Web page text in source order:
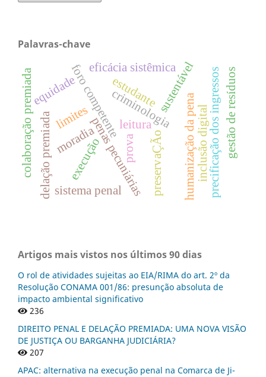
Palavras-chave
penas pecuniáriaspreservaÇÃo
criminologiasustentável
leitura humanização da pena
moradia
execução
foro competente
delação premiada
eficácia sistêmica
sistema penal
equidade
inclusão digital
limites
prova
estudante precificação dos ingressos
colaboração premiada gestão de resíduos
Artigos mais vistos nos últimos 90 dias
O rol de atividades sujeitas ao EIA/RIMA do art. 2º da
Resolução CONAMA 001/86: presunção absoluta de
impacto ambiental significativo
236
DIREITO PENAL E DELAÇÃO PREMIADA: UMA NOVA VISÃO
DE JUSTIÇA OU BARGANHA JUDICIÁRIA?
207
APAC: alternativa na execução penal na Comarca de Ji-